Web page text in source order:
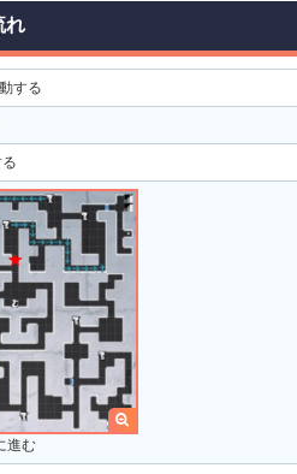
れ
する
進む